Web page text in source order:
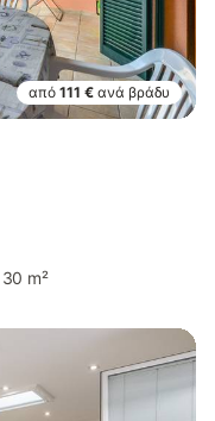
από 111 € ανά βράδυ
30 m²